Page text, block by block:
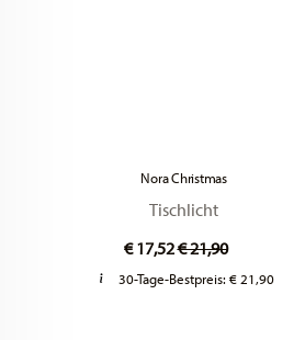
Nora Christmas
Tischlicht
€ 17,52Price reduced from
€ 21,90to
30-Tage-Bestpreis: € 21,90